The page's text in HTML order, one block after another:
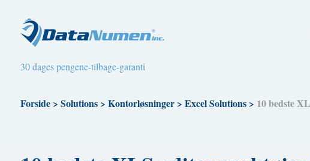
30 dages pengene-tilbage-garanti
Forside> Solutions> Kontorløsninger> Excel Solutions> 10 bedste